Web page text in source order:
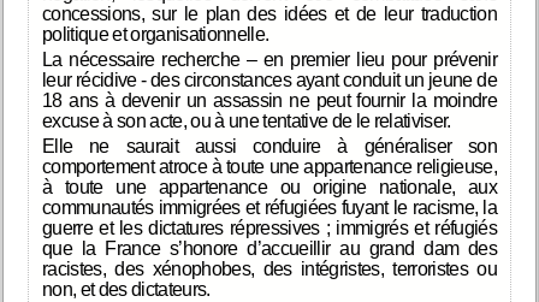
concessions, sur le plan des idées et de leur traduction
politique et organisationnelle.
La nécessaire recherche – en premier lieu pour prévenir
leur récidive - des circonstances ayant conduit un jeune de
18 ans à devenir un assassin ne peut fournir la moindre
excuse à son acte, ou à une tentative de le relativiser.
Elle ne saurait aussi conduire à généraliser son
comportement atroce à toute une appartenance religieuse,
à toute une appartenance ou origine nationale, aux
communautés immigrées et réfugiées fuyant le racisme, la
guerre et les dictatures répressives ; immigrés et réfugiés
que la France s’honore d’accueillir au grand dam des
racistes, des xénophobes, des intégristes, terroristes ou
non, et des dictateurs.